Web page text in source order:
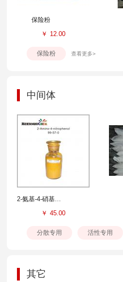
保险粉
￥ 12.00
保险粉 查看更多>
中间体
￥ 45.00
分散专用 活性专用
其它